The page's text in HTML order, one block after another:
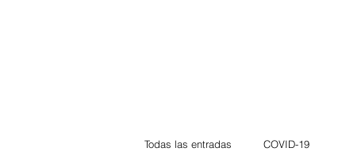
Todas las entradas COVID-19